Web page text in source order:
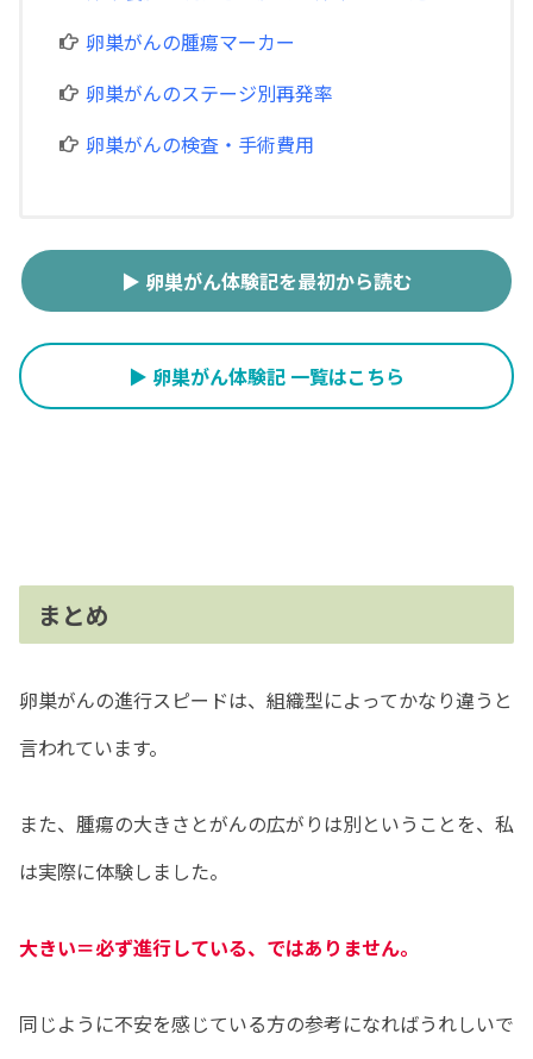
卵巣がんの腫瘍マーカー
卵巣がんのステージ別再発率
卵巣がんの検査・手術費用
▶ 卵巣がん体験記を最初から読む
▶ 卵巣がん体験記 一覧はこちら
まとめ
卵巣がんの進行スピードは、組織型によってかなり違うと
言われています。
また、腫瘍の大きさとがんの広がりは別ということを、私
は実際に体験しました。
大きい＝必ず進行している、ではありません。
同じように不安を感じている方の参考になればうれしいで